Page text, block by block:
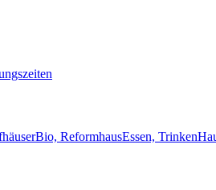
Bio, ReformhausEssen, Trinken